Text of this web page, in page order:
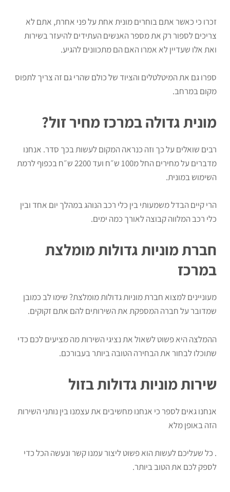
זכרו כי כאשר אתם בוחרים מונית אחת על פני אחרת, אתם לא
צריכים לספור רק את מספר האנשים העתידים להיעזר בשירות
ואת אלו שעדיין לא אמרו האם הם מתכוונים להגיע.
ספרו גם את המיטלטלים והציוד של כולם שהרי גם זה צריך לתפוס
מקום במרחב.
מונית גדולה במרכז מחיר זול?
רבים שואלים על כך וזה כנראה המקום לעשות בכך סדר. אנחנו
מדברים על מחירים החל מ100 ש״ח ועד 2200 ש״ח בכפוף לרמת
השימוש במונית.
הרי קיים הבדל משמעותי בין כלי רכב הנוהג במהלך יום אחד ובין
כלי רכב המלווה קבוצה לאורך כמה ימים.
חברת מוניות גדולות מומלצת
במרכז
מעוניינים למצוא חברת מוניות גדולות מומלצת? שימו לב כמובן
שמדובר על חברה המספקת את השירותים להם אתם זקוקים.
ההמלצה היא פשוט לשאול את נציגי השירות מה מציעים לכם כדי
שתוכלו לבחור את הבחירה הטובה ביותר בעבורכם.
שירות מוניות גדולות בזול
אנחנו גאים לספר כי אנחנו מחשיבים את עצמנו בין נותני השירות
הזה באופן מלא
. כל שעליכם לעשות הוא פשוט ליצור עמנו קשר ונעשה הכל כדי
לספק לכם את הטוב ביותר.